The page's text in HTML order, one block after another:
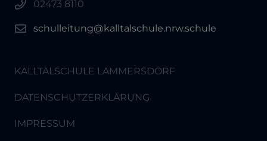
02473 8110
schulleitung@kalltalschule.nrw.schule
KALLTALSCHULE LAMMERSDORF
DATENSCHUTZERKLÄRUNG
IMPRESSUM